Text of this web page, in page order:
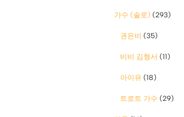
가수 (솔로) (293)
권은비 (35)
비비 김형서 (11)
아이유 (18)
트로트 가수 (29)